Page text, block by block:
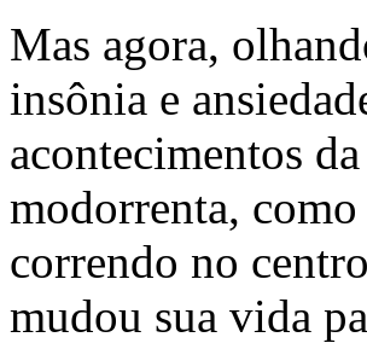
Mas agora,
insônia e
acontecimentos
modorrenta,
correndo no
mudou sua vida